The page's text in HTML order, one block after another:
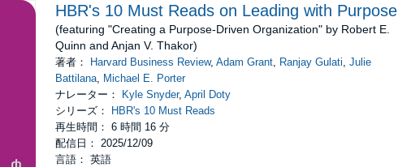
HBR's 10 Must Reads on Leading with Purpose
(featuring "Creating a Purpose-Driven Organization" by Robert E.
Quinn and Anjan V. Thakor)
著者： Harvard Business Review, Adam Grant, Ranjay Gulati Julie
Battilana,
Michael E. Porter
ナレーター：
Kyle Snyder, April Doty
シリーズ：
HBR's 10 Must Reads
再生時間： 6 時間 16 分
配信日： 2025/12/09
言語： 英語